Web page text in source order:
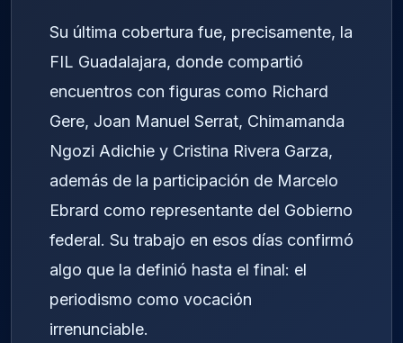
Su última cobertura fue, precisamente, la
FIL Guadalajara, donde compartió
encuentros con figuras como Richard
Gere, Joan Manuel Serrat, Chimamanda
Ngozi Adichie y Cristina Rivera Garza,
además de la participación de Marcelo
Ebrard como representante del Gobierno
federal. Su trabajo en esos días confirmó
algo que la definió hasta el final: el
periodismo como vocación
irrenunciable.